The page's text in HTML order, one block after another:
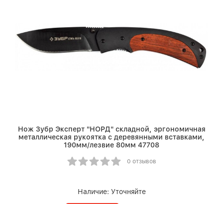
Нож Зубр Эксперт "НОРД" складной, эргономичная
металлическая рукоятка с деревянными вставками,
190мм/лезвие 80мм 47708
0 отзывов
Наличие: Уточняйте